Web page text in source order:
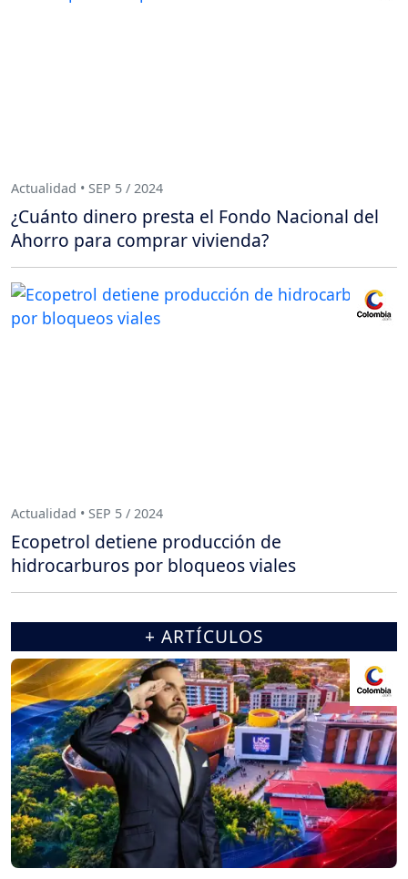
Actualidad • SEP 5 / 2024
¿Cuánto dinero presta el Fondo Nacional del
Ahorro para comprar vivienda?
Actualidad • SEP 5 / 2024
Ecopetrol detiene producción de
hidrocarburos por bloqueos viales
+ ARTÍCULOS